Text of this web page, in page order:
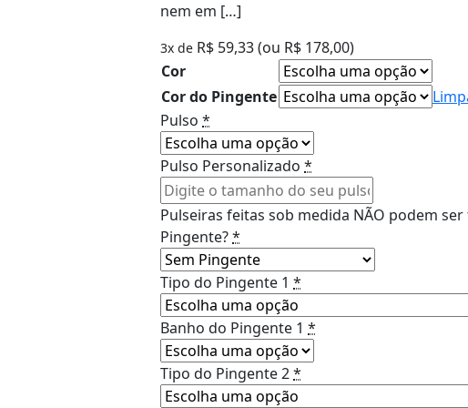
nem em […]
3x de R$ 59,33(ou R$ 178,00)
Cor
Cor do Pingente
Pulso *
Pulso Personalizado *
Pulseiras feitas sob medida NÃO podem
Pingente?*
Tipo do Pingente 1 *
Banho do Pingente 1 *
Tipo do Pingente 2*